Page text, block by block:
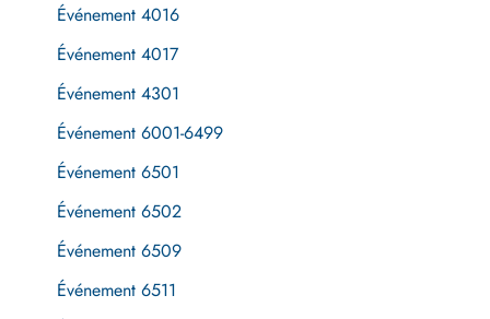
Événement 4016
Événement 4017
Événement 4301
Événement 6001-6499
Événement 6501
Événement 6502
Événement 6509
Événement 6511